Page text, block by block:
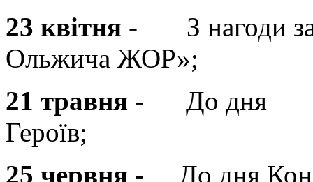
23 квітня - З нагоди
Ольжича ЖОР»;
21 травня - До дня
25 червня - До дня